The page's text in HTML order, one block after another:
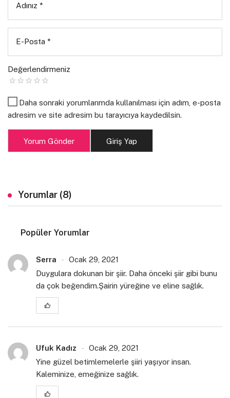
Adınız *
E-Posta *
Değerlendirmeniz
Daha sonraki yorumlarımda kullanılması için adım, e-posta
adresim ve site adresim bu tarayıcıya kaydedilsin.
Yorum Gönder Giriş Yap
Yorumlar (8)
Popüler Yorumlar
Serra
Ocak 29, 2021
Duygulara dokunan bir şiir. Daha önceki şiir gibi bunu
da çok beğendim.Şairin yüreğine ve eline sağlık.
Ufuk Kadız
Ocak 29, 2021
Yine güzel betimlemelerle şiiri yaşıyor insan.
Kaleminize, emeğinize sağlık.